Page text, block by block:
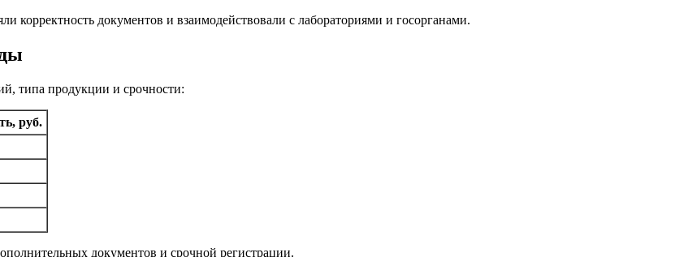
корректность документов и взаимодействовали с лабораториями и госорганами.
типа продукции и срочности:
руб.
документов и срочной регистрации.